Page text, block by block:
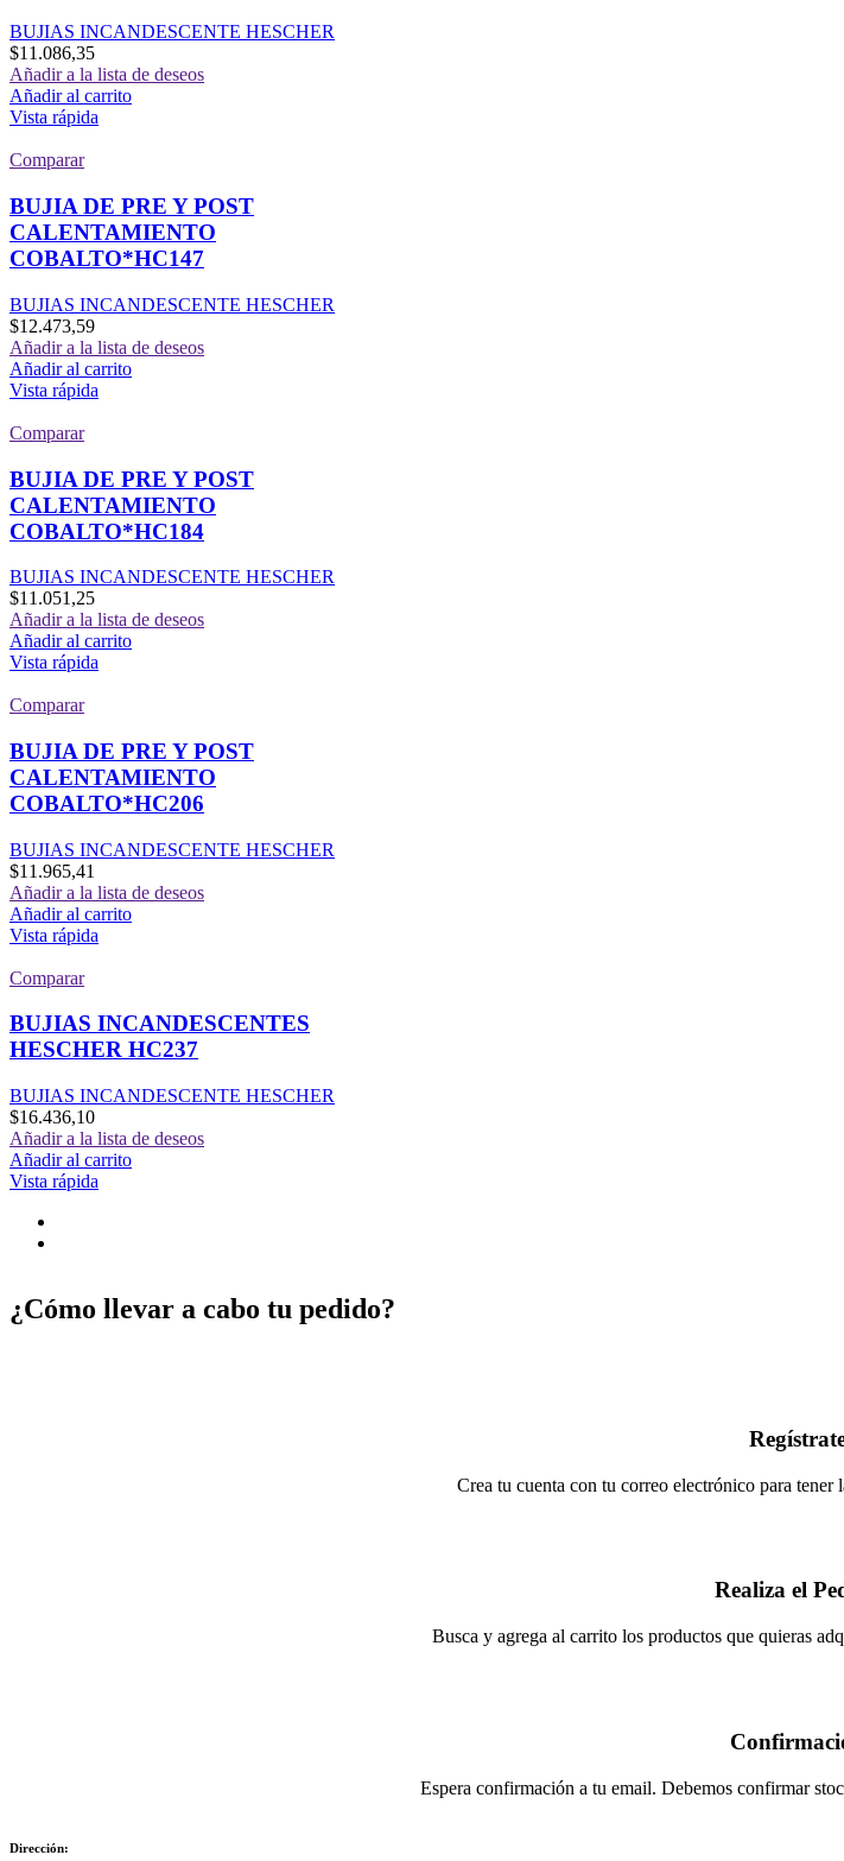
BUJIAS INCANDESCENTE HESCHER
$11.086,35
Añadir a la lista de deseos
Añadir al carrito
Vista rápida
Comparar
BUJIA DE PRE Y POST
CALENTAMIENTO
COBALTO*HC147
BUJIAS INCANDESCENTE HESCHER
$12.473,59
Añadir a la lista de deseos
Añadir al carrito
Vista rápida
Comparar
BUJIA DE PRE Y POST
CALENTAMIENTO
COBALTO*HC184
BUJIAS INCANDESCENTE HESCHER
$11.051,25
Añadir a la lista de deseos
Añadir al carrito
Vista rápida
Comparar
BUJIA DE PRE Y POST
CALENTAMIENTO
COBALTO*HC206
BUJIAS INCANDESCENTE HESCHER
$11.965,41
Añadir a la lista de deseos
Añadir al carrito
Vista rápida
Comparar
BUJIAS INCANDESCENTES
HESCHER HC237
BUJIAS INCANDESCENTE HESCHER
$16.436,10
Añadir a la lista de deseos
Añadir al carrito
Vista rápida
¿Cómo llevar a cabo tu pedido?
Crea tu cuenta con tu correo electrónico para
Realiza el
Busca y agrega al carrito los productos que quieras
Espera confirmación a tu email. Debemos confirmar
Dirección: